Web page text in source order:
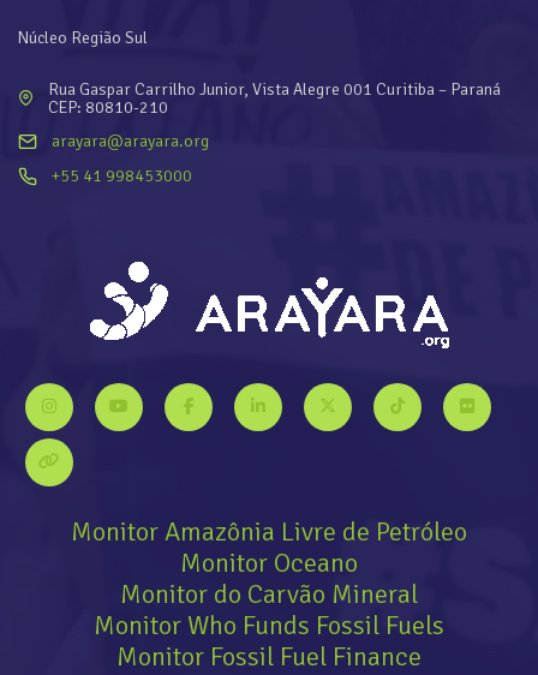
Núcleo Região Sul
Rua Gaspar Carrilho Junior, Vista Alegre 001 Curitiba – Paraná
CEP: 80810-210
arayara@arayara.org
+55 41 998453000
Monitor Amazônia Livre de Petróleo
Monitor Oceano
Monitor do Carvão Mineral
Monitor Who Funds Fossil Fuels
Monitor Fossil Fuel Finance